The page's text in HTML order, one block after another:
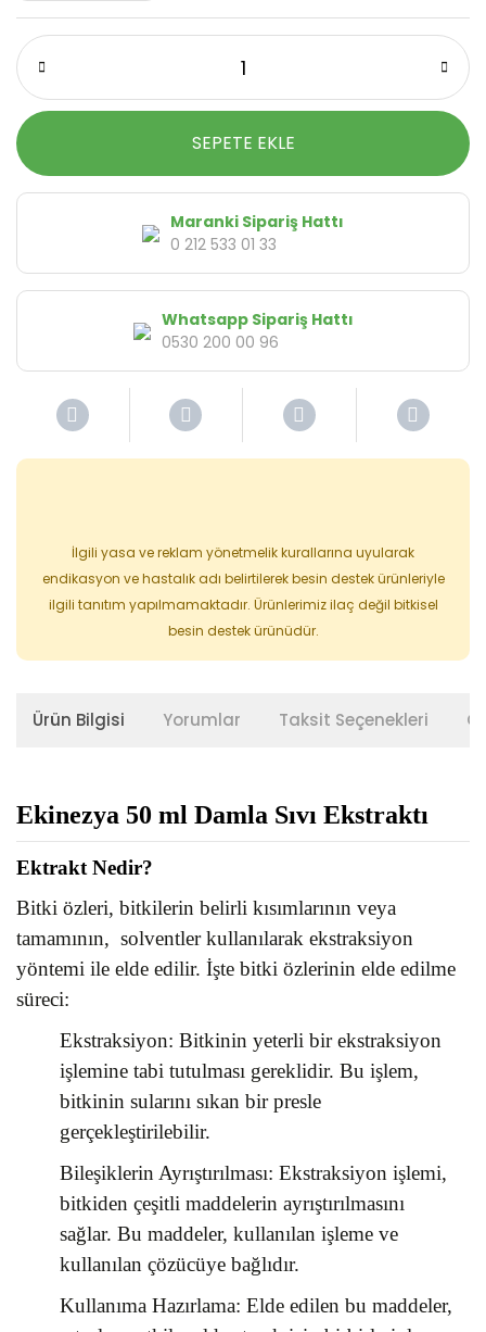
SEPETE EKLE
Maranki Sipariş Hattı
0 212 533 01 33
Whatsapp Sipariş Hattı
0530 200 00 96
İlgili yasa ve reklam yönetmelik kurallarına uyularak
endikasyon ve hastalık adı belirtilerek besin destek ürünleriyle
ilgili tanıtım yapılmamaktadır. Ürünlerimiz ilaç değil bitkisel
besin destek ürünüdür.
Ürün Bilgisi Yorumlar Taksit Seçenekleri
Ekinezya 50 ml Damla Sıvı Ekstraktı
Ektrakt Nedir?
Bitki özleri, bitkilerin belirli kısımlarının veya
tamamının, solventler kullanılarak ekstraksiyon
yöntemi ile elde edilir. İşte bitki özlerinin elde edilme
süreci:
Ekstraksiyon: Bitkinin yeterli bir ekstraksiyon
işlemine tabi tutulması gereklidir. Bu işlem,
bitkinin sularını sıkan bir presle
gerçekleştirilebilir.
Bileşiklerin Ayrıştırılması: Ekstraksiyon işlemi,
bitkiden çeşitli maddelerin ayrıştırılmasını
sağlar. Bu maddeler, kullanılan işleme ve
kullanılan çözücüye bağlıdır.
Kullanıma Hazırlama: Elde edilen bu maddeler,